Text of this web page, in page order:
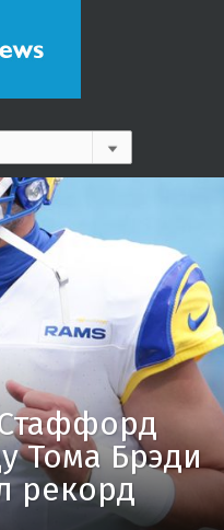
Тома Брэди
рекорд